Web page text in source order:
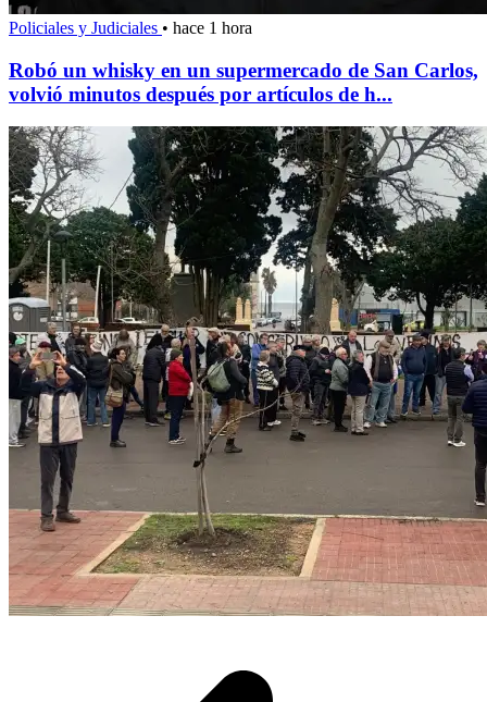
Policiales y Judiciales • hace 1 hora
Robó un whisky en un supermercado de San Carlos,
volvió minutos después por artículos de h...